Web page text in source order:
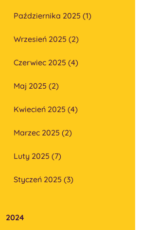
Października 2025 (1)
Wrzesień 2025 (2)
Czerwiec 2025 (4)
Maj 2025 (2)
Kwiecień 2025 (4)
Marzec 2025 (2)
Luty 2025 (7)
Styczeń 2025 (3)
2024